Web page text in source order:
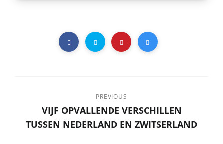
PREVIOUS
VIJF OPVALLENDE VERSCHILLEN
TUSSEN NEDERLAND EN ZWITSERLAND